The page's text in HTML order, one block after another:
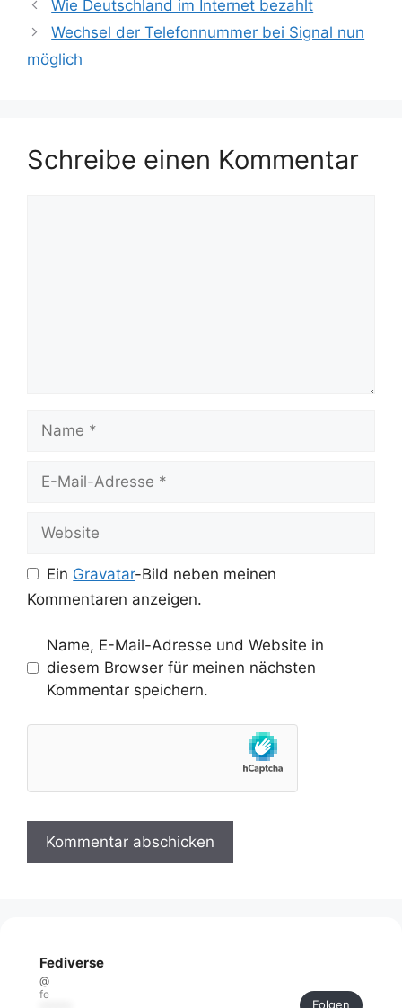
Wie Deutschland im Internet bezahlt
Wechsel der Telefonnummer bei Signal nun
möglich
Schreibe einen Kommentar
Name
Website
Ein Gravatar-Bild neben meinen
Kommentaren anzeigen.
Name, E-Mail-Adresse und Website in
diesem Browser für meinen nächsten
Kommentar speichern.
Fediverse
@
fe
Folgen